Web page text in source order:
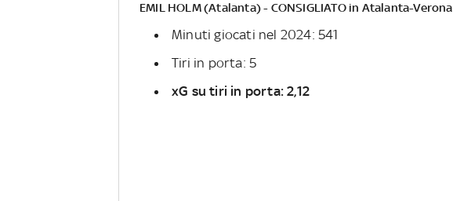
EMIL HOLM (Atalanta) - CONSIGLIATO in Atalanta-Verona
Minuti giocati nel 2024: 541
Tiri in porta: 5
xG su tiri in porta: 2,12